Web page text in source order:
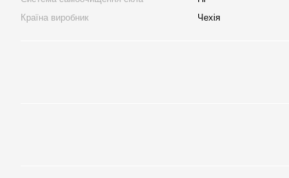
Країна виробник
Чехія